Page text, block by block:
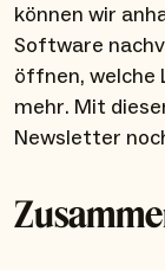
können wir
Software
öffnen, welche
mehr. Mit
Newsletter